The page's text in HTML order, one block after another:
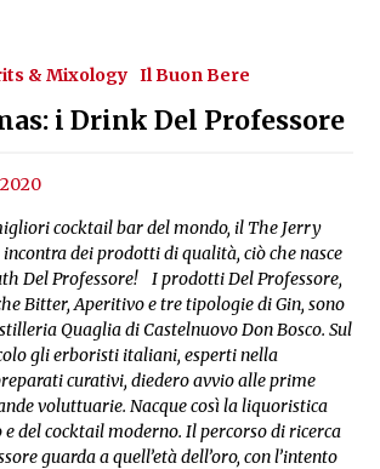
& Mixology Il Buon Bere
i Drink Del Professore
cocktail bar del mondo, il The Jerry
dei prodotti di qualità, ciò che nasce
Del Professore! I prodotti Del Professore,
Bitter, Aperitivo e tre tipologie di Gin, sono
Quaglia di Castelnuovo Don Bosco. Sul
gli erboristi italiani, esperti nella
curativi, diedero avvio alle prime
voluttuarie. Nacque così la liquoristica
e del cocktail moderno. Il percorso di ricerca
guarda a quell’età dell’oro, con l’intento